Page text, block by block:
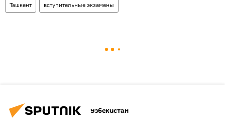
Ташкент вступительные экзамены
Узбекистан